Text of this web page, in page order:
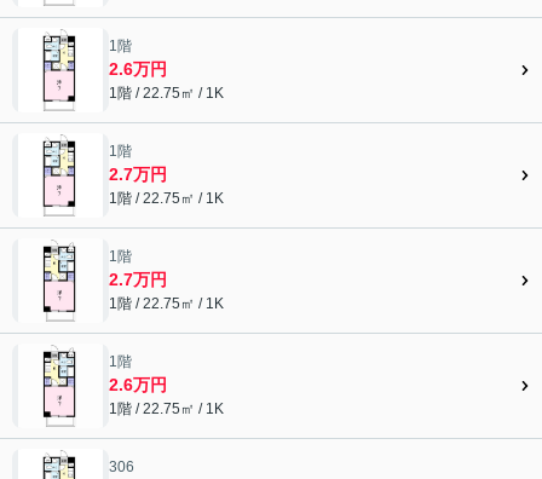
1階
2.6万円
1階 / 22.75㎡ / 1K
1階
2.7万円
1階 / 22.75㎡ / 1K
1階
2.7万円
1階 / 22.75㎡ / 1K
1階
2.6万円
1階 / 22.75㎡ / 1K
306